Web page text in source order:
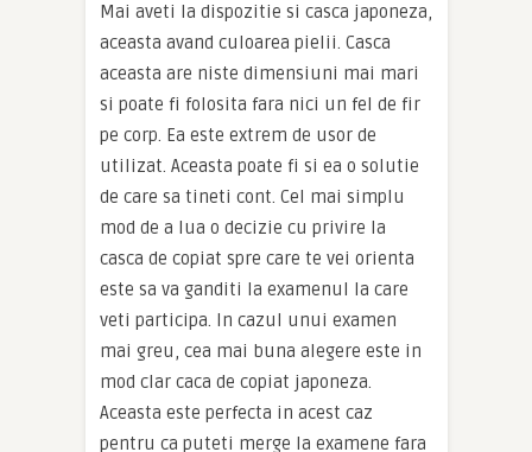
Mai aveti la dispozitie si casca japoneza,
aceasta avand culoarea pielii. Casca
aceasta are niste dimensiuni mai mari
si poate fi folosita fara nici un fel de fir
pe corp. Ea este extrem de usor de
utilizat. Aceasta poate fi si ea o solutie
de care sa tineti cont. Cel mai simplu
mod de a lua o decizie cu privire la
casca de copiat spre care te vei orienta
este sa va ganditi la examenul la care
veti participa. In cazul unui examen
mai greu, cea mai buna alegere este in
mod clar caca de copiat japoneza.
Aceasta este perfecta in acest caz
pentru ca puteti merge la examene fara